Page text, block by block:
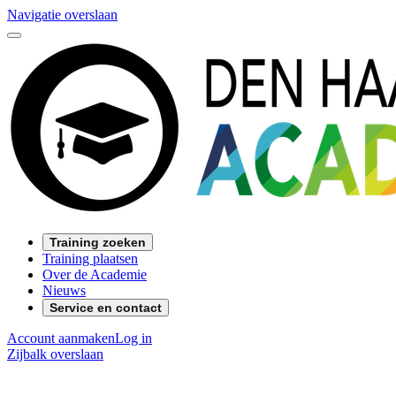
Navigatie overslaan
Training zoeken
Training plaatsen
Over de Academie
Nieuws
Service en contact
Account aanmakenLog in
Zijbalk overslaan